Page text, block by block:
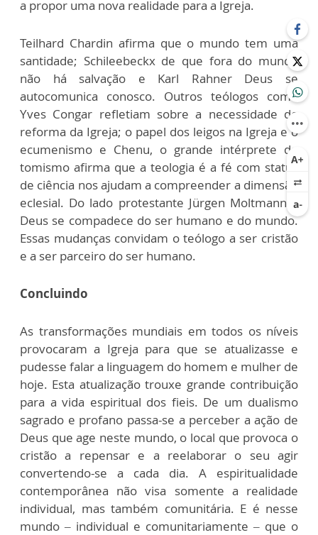
a propor uma nova realidade para a Igreja.
Teilhard Chardin afirma que o mundo tem uma
santidade; Schileebeckx de que fora do mundo
não há salvação e Karl Rahner Deus se
autocomunica conosco. Outros teólogos como
Yves Congar refletiam sobre a necessidade de
reforma da Igreja; o papel dos leigos na Igreja e o
ecumenismo e Chenu, o grande intérprete do
tomismo afirma que a teologia é a fé com status
de ciência nos ajudam a compreender a dimensão
eclesial. Do lado protestante Jürgen Moltmann –
Deus se compadece do ser humano e do mundo.
Essas mudanças convidam o teólogo a ser cristão
e a ser parceiro do ser humano.
Concluindo
As transformações mundiais em todos os níveis
provocaram a Igreja para que se atualizasse e
pudesse falar a linguagem do homem e mulher de
hoje. Esta atualização trouxe grande contribuição
para a vida espiritual dos fieis. De um dualismo
sagrado e profano passa-se a perceber a ação de
Deus que age neste mundo, o local que provoca o
cristão a repensar e a reelaborar o seu agir
convertendo-se a cada dia. A espiritualidade
contemporânea não visa somente a realidade
individual, mas também comunitária. E é nesse
mundo – individual e comunitariamente – que o